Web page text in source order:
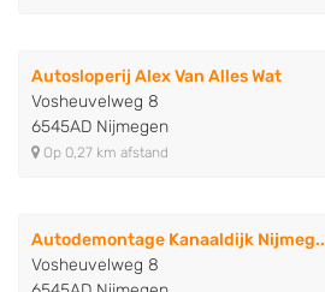
Autosloperij Alex Van Alles Wat
Vosheuvelweg 8
6545AD Nijmegen
Op 0,27 km afstand
Autodemontage Kanaaldijk Nijmeg..
Vosheuvelweg 8